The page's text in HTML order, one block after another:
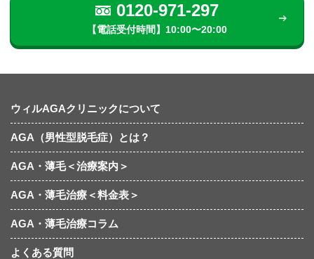
0120-971-297
【電話受付時間】10:00〜20:00
ウィルAGAクリニックについて
AGA（男性型脱毛症）とは？
AGA・薄毛＜治療案内＞
AGA・薄毛治療＜料金表＞
AGA・薄毛治療コラム
よくある質問